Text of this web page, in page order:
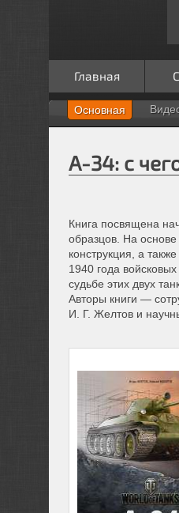
Главная
Основная
А-34: с
Книга посвящена
образцов. На
конструкция, а
1940 года
судьбе этих двух
Авторы книги —
И. Г. Желтов и